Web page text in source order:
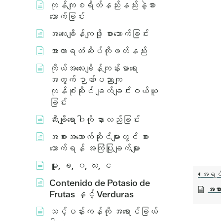
ကုန်ကျစရိတ်နည်းနည်းနဲ့စား
သောက်ခြင်း
အလေးချိန်ကျဖို့ စားသောက်ခြင်း
အာဟာရတံဆိပ်ကိုဖတ်နည်း
ကိုယ်အလေးချိန်ကျန်းမာရေး
အတွက် ဉာဏ်ပညာကျ
ကုန်စုံဆိုင် ချက်ချင်းဝယ်ယူ
ခြင်း
ဆီးချိုရောဂါကို နားလည်ခြင်း
အစားအသောက်ဆိုင်များတွင် စား
သောက်ရန် အကြံပြုချက်များ
မူး, ခ, ဂ, ဃ, င
Contenido de Potasio de
Frutas နှင့် Verduras
သင့်ပန်းကန်ကို အရောင်ခြယ်
အရ
အစ